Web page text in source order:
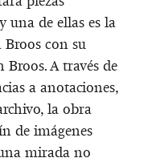
una de ellas es la
Broos con su
A través de
a anotaciones,
la obra
de imágenes
mirada no